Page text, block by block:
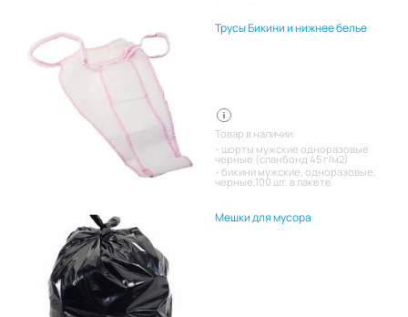
Трусы Бикини и нижнее белье
Товар в наличии:
шорты мужские одноразовые
черные (спанбонд 45 г/м2)
бикини мужские, одноразовые,
черные,100 шт. в пакете
Мешки для мусора